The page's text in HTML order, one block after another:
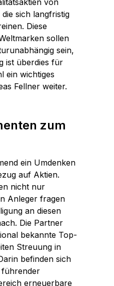
von
sich langfristig
Diese
sollen
sein,
ist überdies für
ein wichtiges
Fellner weiter.
zum
ein Umdenken
auf Aktien.
nicht nur
Anleger fragen
an diesen
Die Partner
bekannte Top-
Streuung in
befinden sich
führender
erneuerbare